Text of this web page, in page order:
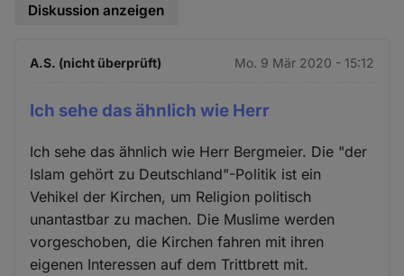
Diskussion anzeigen
A.S. (nicht überprüft) Mo. 9 Mär 2020 - 15:12
Ich sehe das ähnlich wie Herr
Ich sehe das ähnlich wie Herr Bergmeier. Die "der
Islam gehört zu Deutschland"-Politik ist ein
Vehikel der Kirchen, um Religion politisch
unantastbar zu machen. Die Muslime werden
vorgeschoben, die Kirchen fahren mit ihren
eigenen Interessen auf dem Trittbrett mit.